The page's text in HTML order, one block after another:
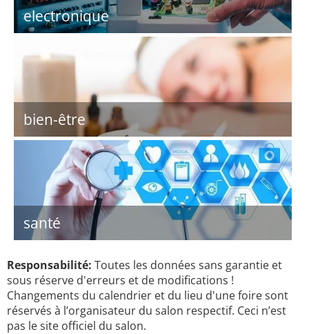
electronique
bien-être
santé
Responsabilité: Toutes les données sans garantie et
sous réserve d'erreurs et de modifications !
Changements du calendrier et du lieu d'une foire sont
réservés à l’organisateur du salon respectif. Ceci n’est
pas le site officiel du salon.